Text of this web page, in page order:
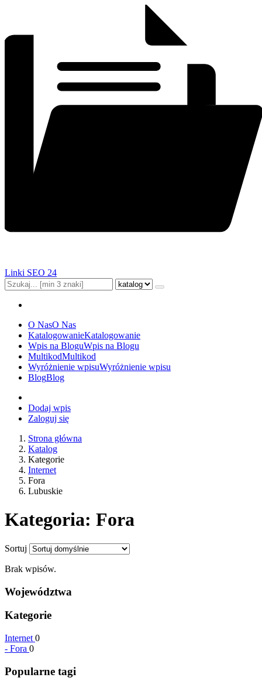
Linki SEO 24
O NasO Nas
KatalogowanieKatalogowanie
Wpis na BloguWpis na Blogu
MultikodMultikod
Wyróżnienie wpisuWyróżnienie wpisu
BlogBlog
Dodaj wpis
Zaloguj się
Strona główna
Katalog
Kategorie
Internet
Fora
Lubuskie
Kategoria: Fora
Sortuj
Brak wpisów.
Województwa
Kategorie
Internet 0
- Fora 0
Popularne tagi